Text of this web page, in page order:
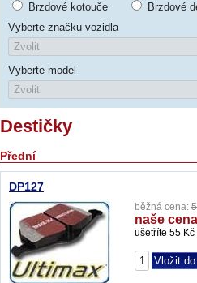
Brzdové kotouče
Brzdové
Vyberte značku vozidla
Vyberte model
Destičky
Přední
DP127
běžná cena:
naše
ušetříte 55 Kč